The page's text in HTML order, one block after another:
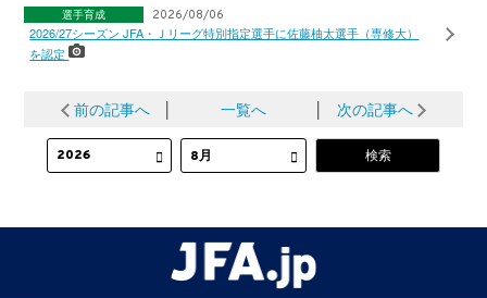
選手育成 2026/08/06
2026/27シーズン JFA・Ｊリーグ特別指定選手に佐藤柚太選手（専修大）
を認定
前の記事へ 一覧へ 次の記事へ